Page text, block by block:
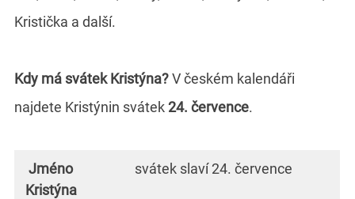
Kristička a další.
Kdy má svátek Kristýna?V českém kalendáři
najdete Kristýnin svátek24. července.
Jméno
Kristýna
svátek slaví 24. července